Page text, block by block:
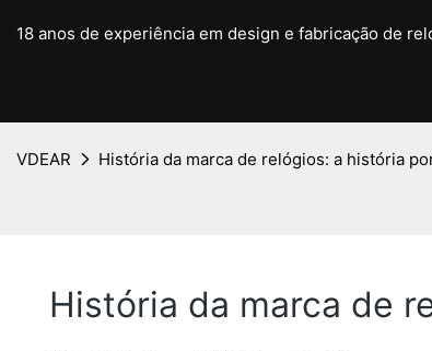
18 anos de experiência em design e fabricação de
VDEAR História da marca de relógios: a história
História da marca de